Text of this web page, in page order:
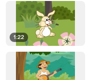
1:22